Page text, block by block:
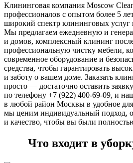
Клининговая компания Moscow
профессионалов с опытом более 5
широкий спектр клининговых услуг
Мы предлагаем ежедневную и
и домов, комплексный клининг
профессиональную чистку мебели,
современное оборудование и
средства, чтобы гарантировать
и заботу о вашем доме. Заказать
просто — достаточно оставить
по телефону +7 (922) 400-69-09, и
в любой район Москвы в удобное
мы ценим индивидуальный подход,
и качество, чтобы вы были
Что входит в